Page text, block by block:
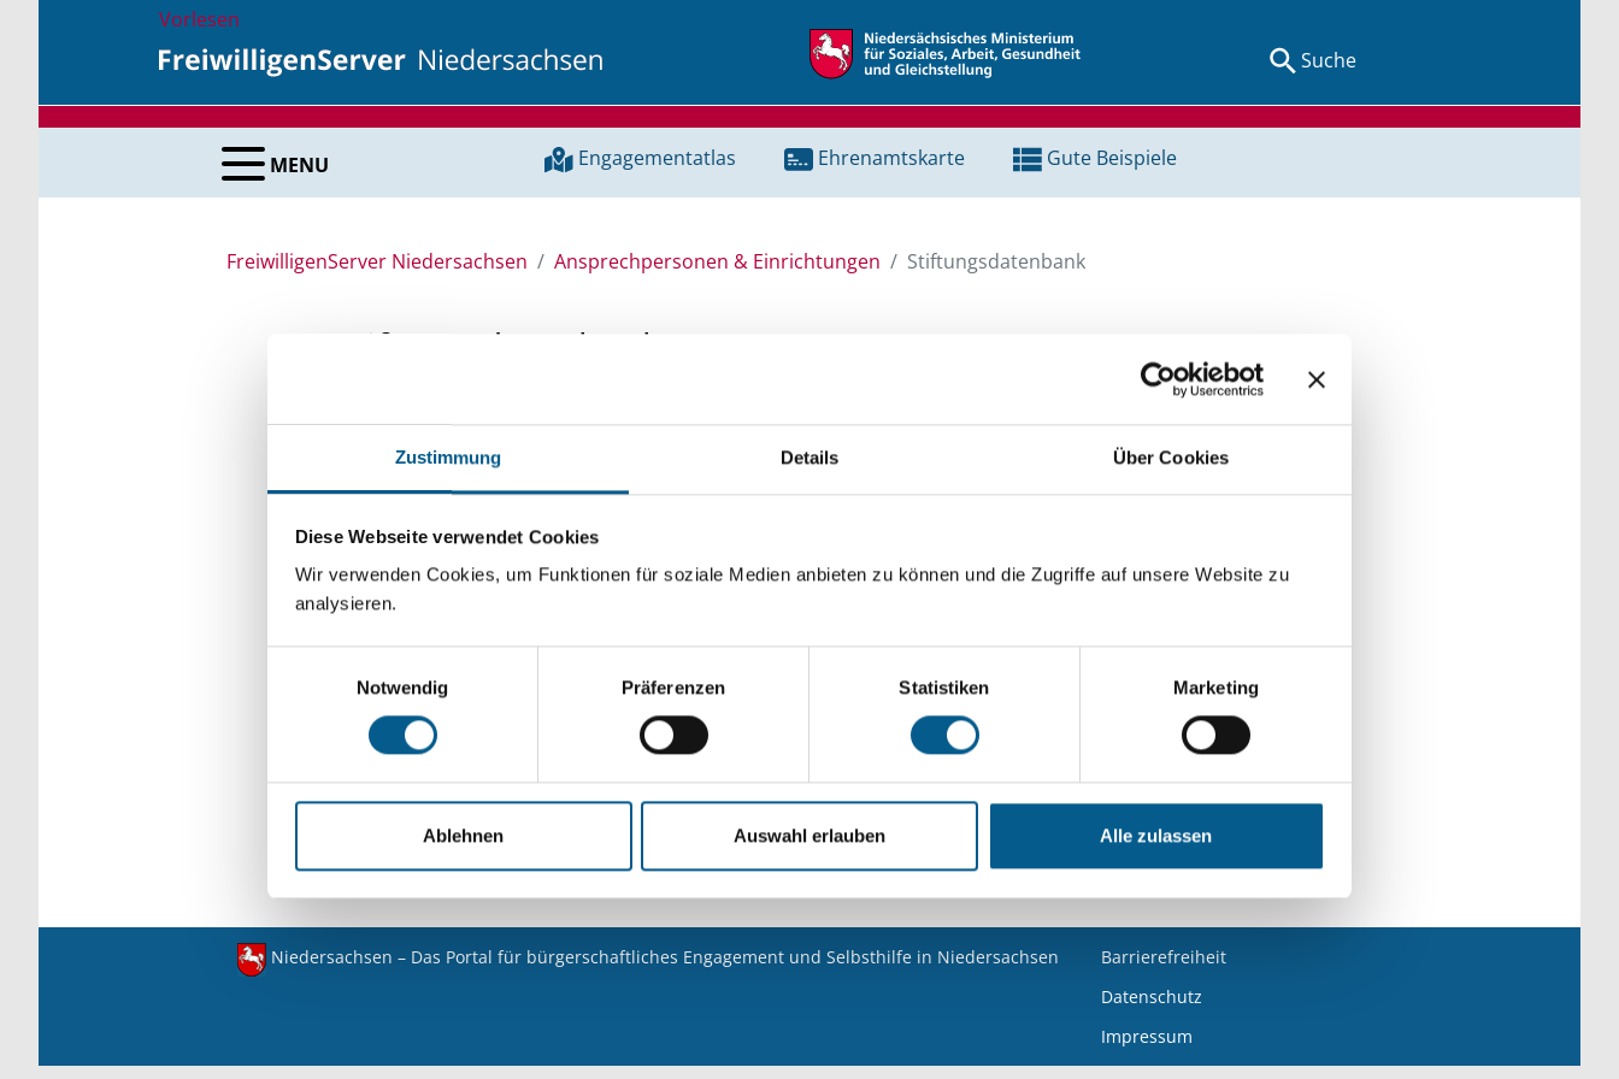
Zustimmung Details Über Cookies
Diese Webseite verwendet Cookies
Wir verwenden Cookies, um Funktionen für soziale Medien anbieten zu können und die Zugriffe auf unsere Website zu
analysieren.
Notwendig
Präferenzen Statistiken Marketing
Ablehnen Auswahl erlauben Alle zulassen
Vorlesen
Suche
MENU Engagementatlas Ehrenamtskarte Gute Beispiele
FreiwilligenServer Niedersachsen Ansprechpersonen & Einrichtungen Stiftungsdatenbank
Stiftungsdatenbank
Recherchieren Sie in unserer Stiftungsdatenbank nach Themen, Kategorien, Suchbegriffen und Orten.
Bei der Suche bitte die Groß- und Kleinschreibung beachten.
Bitte Suchbegriff eingeben. Ergebnisse können durch die Wahl von Bereichen oder Kategorien
verfeinert werden.
Suchen
Aktive Filter:
Kategorie: Wohlfahrtswesen
Kategorie: Kunst & Kultur
Kategorie: Kinder, Jugendliche & Familie
Alle Filter entfernen
Niedersachsen – Das Portal für bürgerschaftliches Engagement und Selbsthilfe in Niedersachsen
Barrierefreiheit
Datenschutz
Impressum